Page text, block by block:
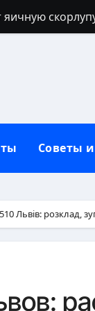
духовный
рассаду
наследуют
чтобы
полный
Советы
Львів: розклад,